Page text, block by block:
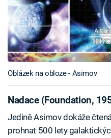
Oblázek na obloze - Asimov
Nadace (Foundation,
Jedině Asimov dokáže
prohnat 500 lety